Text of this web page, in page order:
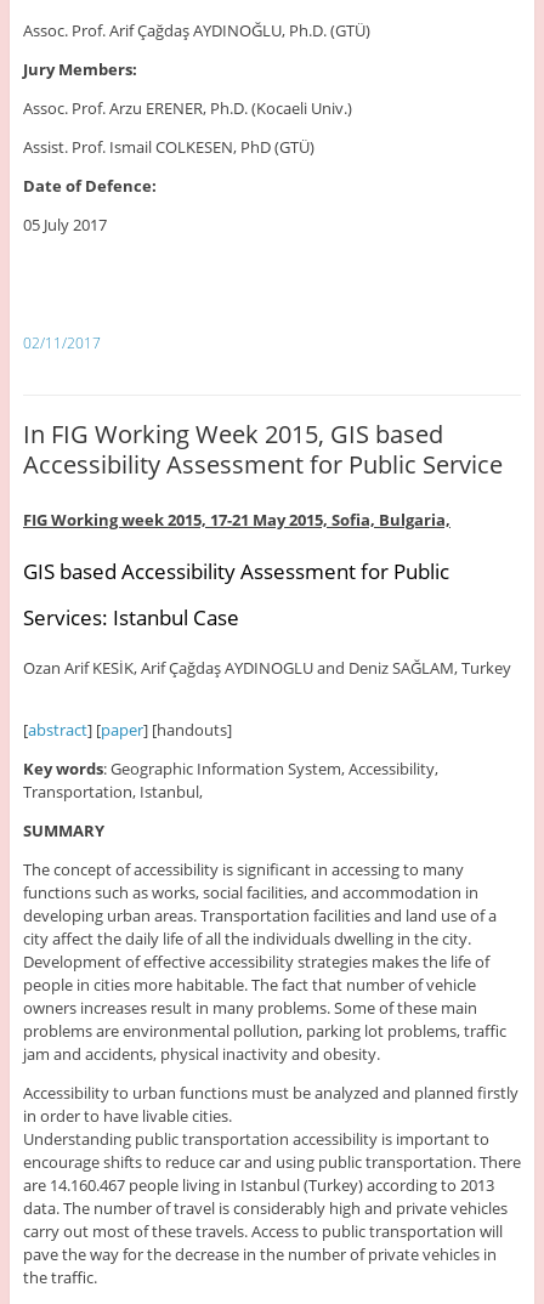
Assoc. Prof. Arif Çağdaş AYDINOĞLU, Ph.D. (GTÜ)
Jury Members:
Assoc. Prof. Arzu ERENER, Ph.D. (Kocaeli Univ.)
Assist. Prof. Ismail COLKESEN, PhD (GTÜ)
Date of Defence:
05 July 2017
02/11/2017
In FIG Working Week 2015, GIS based
Accessibility Assessment for Public Service
FIG Working week 2015, 17-21 May 2015, Sofia, Bulgaria,
GIS based Accessibility Assessment for Public
Services: Istanbul Case
Ozan Arif KESİK, Arif Çağdaş AYDINOGLU and Deniz SAĞLAM, Turkey
[abstract] [paper] [handouts]
Key words: Geographic Information System, Accessibility,
Transportation, Istanbul,
SUMMARY
The concept of accessibility is significant in accessing to many
functions such as works, social facilities, and accommodation in
developing urban areas. Transportation facilities and land use of a
city affect the daily life of all the individuals dwelling in the city.
Development of effective accessibility strategies makes the life of
people in cities more habitable. The fact that number of vehicle
owners increases result in many problems. Some of these main
problems are environmental pollution, parking lot problems, traffic
jam and accidents, physical inactivity and obesity.
Accessibility to urban functions must be analyzed and planned firstly
in order to have livable cities.
Understanding public transportation accessibility is important to
encourage shifts to reduce car and using public transportation. There
are 14.160.467 people living in Istanbul (Turkey) according to 2013
data. The number of travel is considerably high and private vehicles
carry out most of these travels. Access to public transportation will
pave the way for the decrease in the number of private vehicles in
the traffic.